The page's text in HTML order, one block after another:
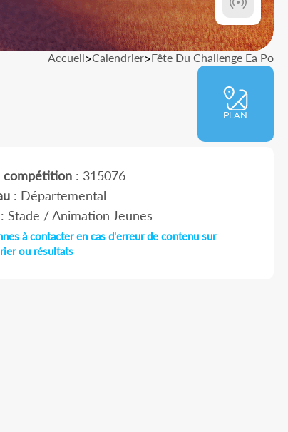
Accueil>Calendrier>Fête Du Challenge Ea Po
PLAN
compétition: 315076
: Départemental
Stade / Animation Jeunes
à contacter en cas d'erreur de contenu sur
ou résultats